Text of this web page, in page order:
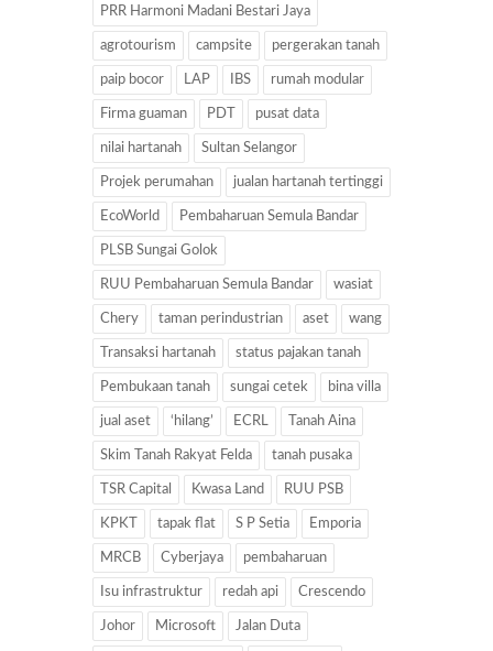
PRR Harmoni Madani Bestari Jaya
agrotourism campsite pergerakan tanah
paip bocor LAP IBS rumah modular
Firma guaman PDT pusat data
nilai hartanah Sultan Selangor
Projek perumahan jualan hartanah tertinggi
EcoWorld Pembaharuan Semula Bandar
PLSB Sungai Golok
RUU Pembaharuan Semula Bandar wasiat
Chery taman perindustrian aset wang
Transaksi hartanah status pajakan tanah
Pembukaan tanah sungai cetek bina villa
jual aset ‘hilang’ ECRL Tanah Aina
Skim Tanah Rakyat Felda tanah pusaka
TSR Capital Kwasa Land RUU PSB
KPKT tapak flat S P Setia Emporia
MRCB Cyberjaya pembaharuan
Isu infrastruktur redah api Crescendo
Johor Microsoft Jalan Duta